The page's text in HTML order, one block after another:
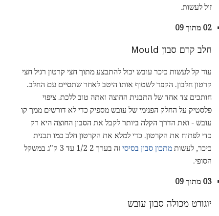
זול לעשות.
02 מתוך 09
חלב קרם סבון Mould
עוד קל לעשות כיכר עובש יכול להתבצע מתוך חצי קרטון רגיל חצי
קרטון חלבון. הקפד לשטוף אותו היטב לאחר שתסיים עם החלב.
חותכים צד אחד של התבנית החוצה ואתה טוב ללכת. ציפוי
פלסטיק על החלק הפנימי של עובש מספיק כדי לא דורשים ממך קו
עובש - ואת הדרך הקלה ביותר לקבל את הסבון החוצה היא רק
כדי לפתוח את הקרטון. כדי למלא את הקרטון חלב כמו תבנית
כיכר, לעשות מתכון סבון בסיסי
זה בערך 2 1/2 עד 3 ק"ג במשקל
הסופי.
03 מתוך 09
יוגורט מכולה סבון עובש